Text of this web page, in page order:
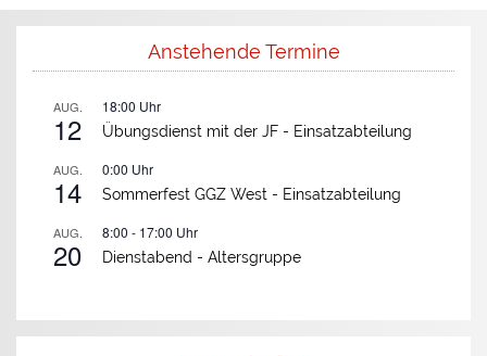
Anstehende Termine
AUG.
12
18:00 Uhr
Übungsdienst mit der JF - Einsatzabteilung
AUG.
14
0:00 Uhr
Sommerfest GGZ West - Einsatzabteilung
AUG.
20
8:00 - 17:00 Uhr
Dienstabend -Altersgruppe